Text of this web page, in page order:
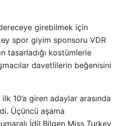
girebilmek için
spor giyim sponsoru VDR
tasarladığı kostümlerle
davetlilerin beğenisini
10’a giren adaylar arasında
Üçüncü aşama
İdil Bilgen Miss Turkey